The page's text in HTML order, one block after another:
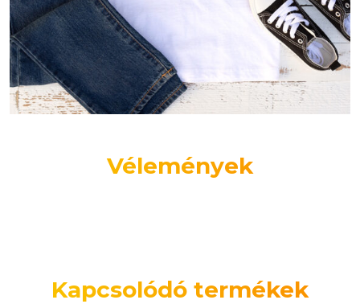
Vélemények
Kapcsolódó termékek